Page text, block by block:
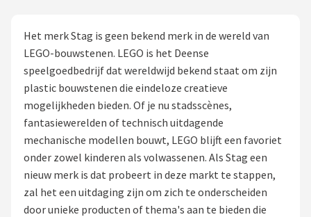
Dartspelers
Toernooien
Spelregels
POPULAIRE MERKEN
Het merk Stag is geen bekend merk in de wereld van
LEGO-bouwstenen. LEGO is het Deense
speelgoedbedrijf dat wereldwijd bekend staat om zijn
plastic bouwstenen die eindeloze creatieve
mogelijkheden bieden. Of je nu stadsscènes,
fantasiewerelden of technisch uitdagende
mechanische modellen bouwt, LEGO blijft een favoriet
onder zowel kinderen als volwassenen. Als Stag een
nieuw merk is dat probeert in deze markt te stappen,
zal het een uitdaging zijn om zich te onderscheiden
door unieke producten of thema's aan te bieden die